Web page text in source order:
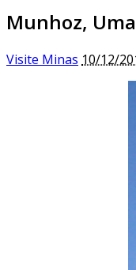
Munhoz,
Visite Minas 10/12/